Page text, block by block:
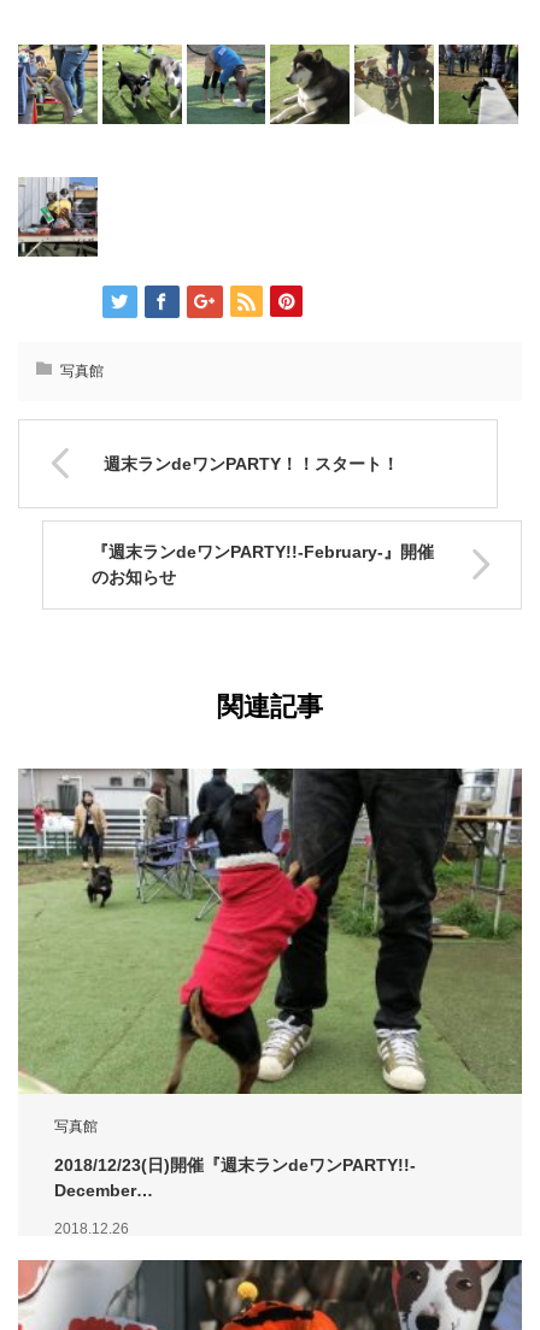
写真館
週末ランdeワンPARTY！！スタート！
『週末ランdeワンPARTY!!-February-』開催
のお知らせ
関連記事
写真館
2018/12/23(日)開催『週末ランdeワンPARTY!!-
December…
2018.12.26